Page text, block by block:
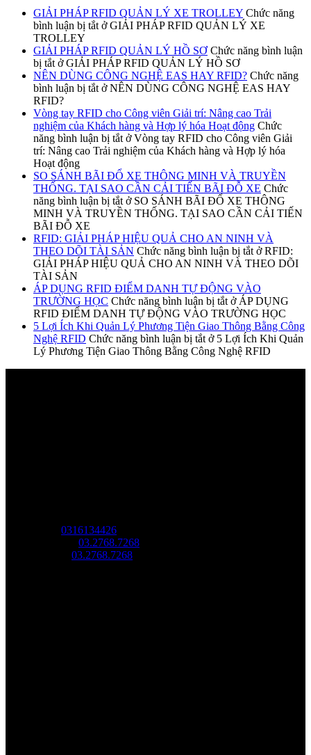
GIẢI PHÁP RFID QUẢN LÝ XE TROLLEY Chức năng
bình luận bị tắt ở GIẢI PHÁP RFID QUẢN LÝ XE
TROLLEY
GIẢI PHÁP RFID QUẢN LÝ HỒ SƠ Chức năng bình luận
bị tắt ở GIẢI PHÁP RFID QUẢN LÝ HỒ SƠ
NÊN DÙNG CÔNG NGHỆ EAS HAY RFID? Chức năng
bình luận bị tắt ở NÊN DÙNG CÔNG NGHỆ EAS HAY
RFID?
Vòng tay RFID cho Công viên Giải trí: Nâng cao Trải
nghiệm của Khách hàng và Hợp lý hóa Hoạt động Chức
năng bình luận bị tắt ở Vòng tay RFID cho Công viên Giải
trí: Nâng cao Trải nghiệm của Khách hàng và Hợp lý hóa
Hoạt động
SO SÁNH BÃI ĐỔ XE THÔNG MINH VÀ TRUYỀN
THỐNG. TẠI SAO CẦN CẢI TIẾN BÃI ĐỖ XE Chức
năng bình luận bị tắt ở SO SÁNH BÃI ĐỔ XE THÔNG
MINH VÀ TRUYỀN THỐNG. TẠI SAO CẦN CẢI TIẾN
BÃI ĐỖ XE
RFID: GIẢI PHÁP HIỆU QUẢ CHO AN NINH VÀ
THEO DÕI TÀI SẢN Chức năng bình luận bị tắt ở RFID:
GIẢI PHÁP HIỆU QUẢ CHO AN NINH VÀ THEO DÕI
TÀI SẢN
ÁP DỤNG RFID ĐIỂM DANH TỰ ĐỘNG VÀO
TRƯỜNG HỌC Chức năng bình luận bị tắt ở ÁP DỤNG
RFID ĐIỂM DANH TỰ ĐỘNG VÀO TRƯỜNG HỌC
5 Lợi Ích Khi Quản Lý Phương Tiện Giao Thông Bằng Công
Nghệ RFID Chức năng bình luận bị tắt ở 5 Lợi Ích Khi Quản
Lý Phương Tiện Giao Thông Bằng Công Nghệ RFID
0316134426
03.2768.7268
03.2768.7268